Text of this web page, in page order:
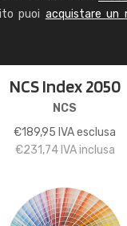
puoi acquistare un
NCS Index 2050
NCS
€189,95 IVA esclusa
€231,74IVA inclusa